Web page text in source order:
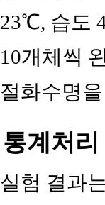
23℃, 습도
10개체씩
절화수명
통계처리
실험 결과